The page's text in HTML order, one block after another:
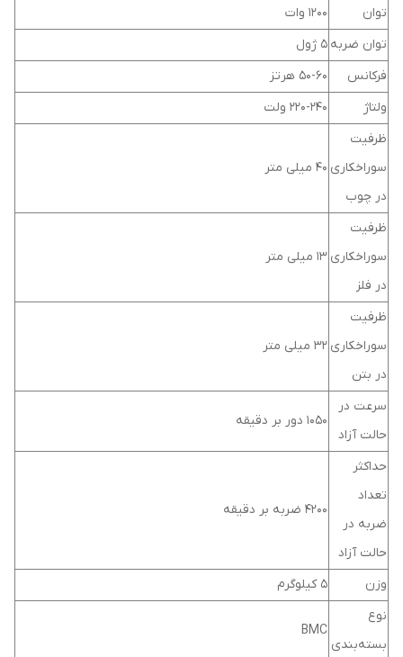
توان
1200 وات
توان ضربه 5 ژول
فرکانس
50-60 هرتز
ولتاژ
220-240 ولت
ظرفیت
سوراخکاری
در چوب
40 میلی متر
ظرفیت
سوراخکاری
در فلز
13 میلی متر
ظرفیت
سوراخکاری
در بتن
32 میلی متر
سرعت در
حالت آزاد
1050 دور بر دقیقه
حداکثر
تعداد
ضربه در
حالت آزاد
4200 ضربه بر دقیقه
وزن
5 کیلوگرم
نوع
بسته‌بندی
BMC